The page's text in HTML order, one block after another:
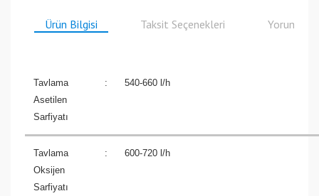
Ürün Bilgisi Taksit Seçenekleri Yorumlar
Tavlama
Asetilen
Sarfiyatı
: 540-660 l/h
Tavlama
Oksijen
Sarfiyatı
: 600-720 l/h